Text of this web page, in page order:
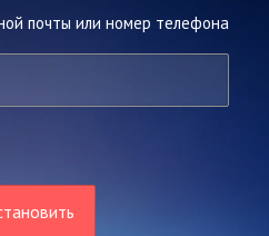
почты или номер телефона